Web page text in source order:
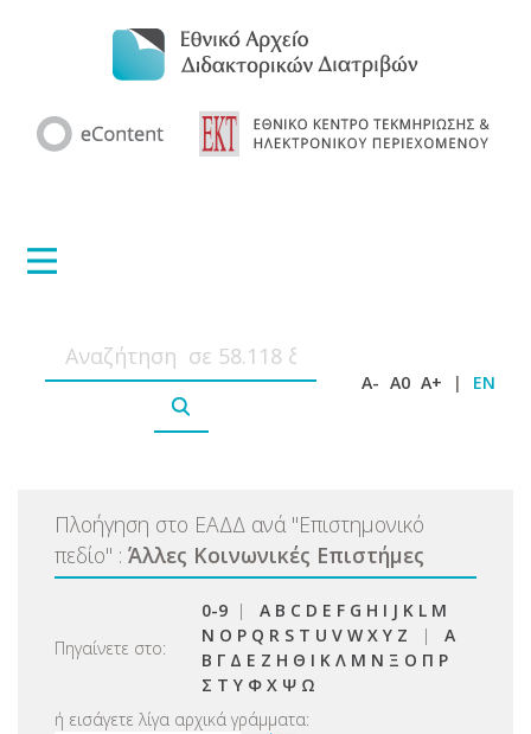
A- A0 A+ | EN
Πλοήγηση στο ΕΑΔΔ ανά "Επιστημονικό
πεδίο" : Άλλες Κοινωνικές Επιστήμες
Πηγαίνετε στο:
0-9 | A B C D E F G H I J K L M
N O P Q R S T U V W X Y Z | Α
Β Γ Δ Ε Ζ Η Θ Ι Κ Λ Μ Ν Ξ Ο Π Ρ
Σ Τ Υ Φ Χ Ψ Ω
ή εισάγετε λίγα αρχικά γράμματα: